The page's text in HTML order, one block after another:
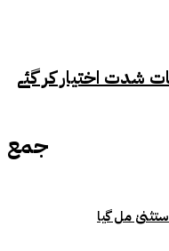
شدت اختیار کر گئے
جمع
مل گیا